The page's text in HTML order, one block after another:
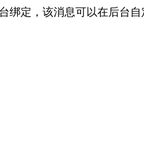
绑定，该消息可以在后台自